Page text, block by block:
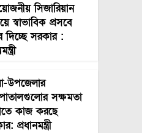
সিজারিয়ান
স্বাভাবিক প্রসবে
সরকার :
উপজেলার
সক্ষমতা
কাজ করছে
প্রধানমন্ত্রী